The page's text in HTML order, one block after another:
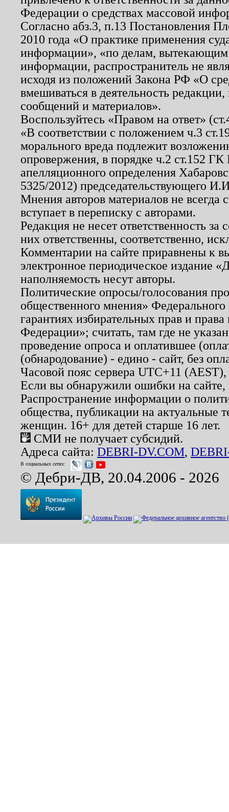
Федерации о средствах массовой
Согласно абз.3, п.13 Постановления
2010 года «О практике применения
информации», «по делам, вытекающим
информации, распространитель не
исходя из положений Закона РФ «О
вмешиваться в деятельность
сообщений и материалов».
Воспользуйтесь «Правом на ответ»
«В соответствии с положением ч.3
морального вреда подлежит
опровержения, в порядке ч.2 ст.152
апелляционного определения
5325/2012) председательствующего
Мнения авторов материалов не
вступает в переписку с авторами.
Редакция не несет ответственность
них ответственны, соответственно,
Комментарии на сайте приравнены к
электронное периодическое издание
наполняемость несут авторы.
Политические опросы/голосования
общественного мнения»
гарантиях избирательных прав и
Федерации»; считать, там где не
проведение опроса и оплатившее
(обнародование) - едино - сайт, без
Часовой пояс сервера UTC+11
Если вы обнаружили ошибки на
Распространение информации о
общества, публикации на актуальные
женщин. 16+ для детей старше 16 лет.
СМИ не получает субсидий.
Адреса сайта: DEBRI-DV.COM,
В социальных сетях:
© Дебри-ДВ, 20.04.2006 - 2026